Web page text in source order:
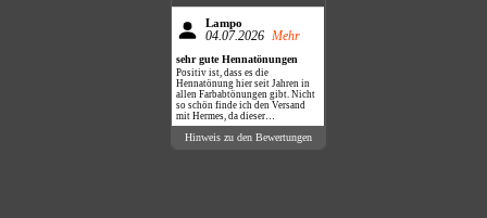
Lampo
04.07.2026 Mehr
sehr gute Hennatönungen
Positiv ist, dass es die
Hennatönung hier seit Jahren in
allen Farbabtönungen gibt. Nicht
so schön finde ich den Versand
mit Hermes, da dieser
Dienstleister nie klingelt,
sondern das Paket einfach vor die
Hinweis zu den Bewertungen